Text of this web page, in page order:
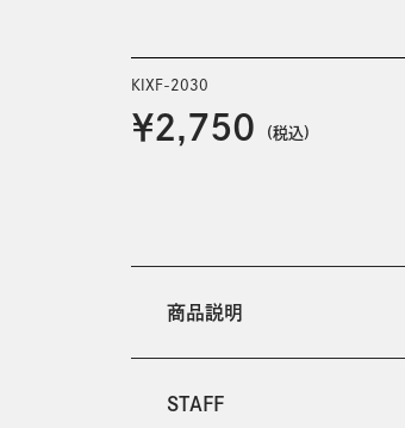
KIXF-2030
￥2,750 (税込)
商品説明
STAFF